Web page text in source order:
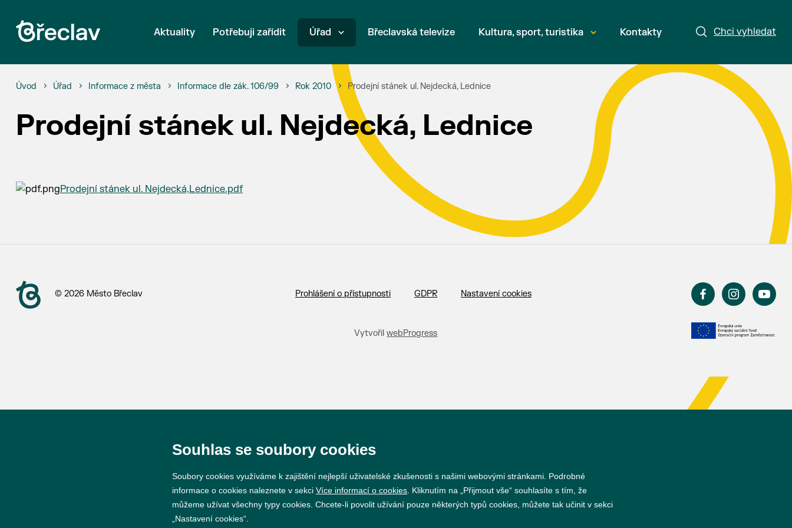
Chci vyhledat
Aktuality Potřebuji zařídit Úřad Břeclavská televize Kultura, sport, turistika Kontakty
Úvod Úřad Informace z města Informace dle zák. 106/99 Rok 2010 Prodejní stánek ul. Nejdecká, Lednice
Prodejní stánek ul. Nejdecká, Lednice
Prodejní stánek ul. Nejdecká,Lednice.pdf
© 2026 Město Břeclav Prohlášení o přístupnosti GDPR Nastavení cookies
VytvořilwebProgress
Souhlas se soubory cookies
Soubory cookies využíváme k zajištění nejlepší uživatelské zkušenosti s našimi webovými stránkami. Podrobné
informace o cookies naleznete v sekci Více informací o cookies . Kliknutím na „Přijmout vše“ souhlasíte s tím, že
můžeme užívat všechny typy cookies. Chcete-li povolit užívání pouze některých typů cookies, můžete tak učinit v sekci
„Nastavení cookies“.